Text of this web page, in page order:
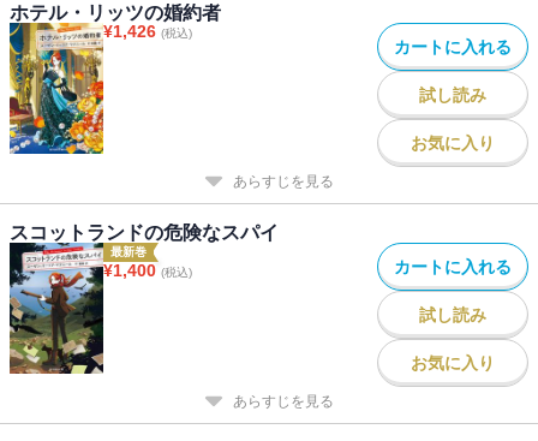
ホテル・リッツの婚約者
¥1,426 (税込)
カートに入れる
試し読み
お気に入り
あらすじを見る
スコットランドの危険なスパイ
最新巻
¥1,400 (税込) カートに入れる
試し読み
お気に入り
あらすじを見る